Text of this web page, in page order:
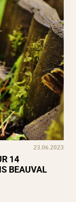
23.06.2023
14
BEAUVAL